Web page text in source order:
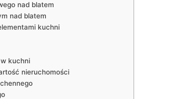
nad blatem
nad blatem
kuchni
kuchni
nieruchomości